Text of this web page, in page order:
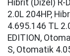
Hibrit (Dizel) R-
2.0L 204HP,
4.695.146 TL
EDITION,
S, Otomatik